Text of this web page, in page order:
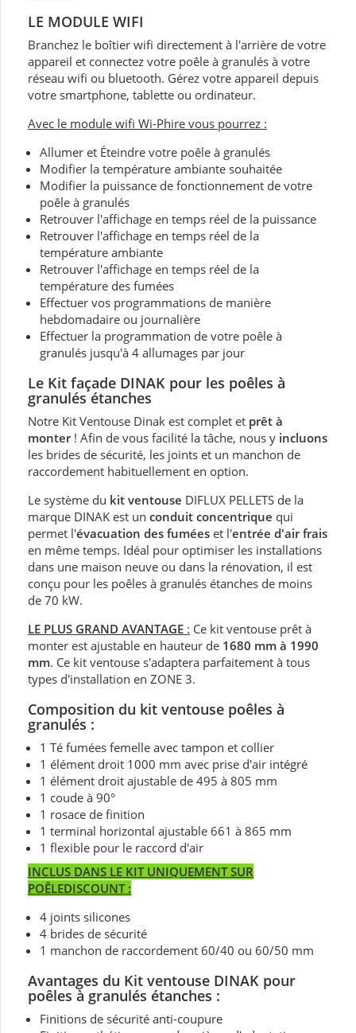
LE MODULE WIFI
Branchez le boîtier wifi directement à l'arrière de votre
appareil et connectez votre poêle à granulés à votre
réseau wifi ou bluetooth. Gérez votre appareil depuis
votre smartphone, tablette ou ordinateur.
Avec le module wifi Wi-Phire vous pourrez :
Allumer et Éteindre votre poêle à granulés
Modifier la température ambiante souhaitée
Modifier la puissance de fonctionnement de votre
poêle à granulés
Retrouver l'affichage en temps réel de la puissance
Retrouver l'affichage en temps réel de la
température ambiante
Retrouver l'affichage en temps réel de la
température des fumées
Effectuer vos programmations de manière
hebdomadaire ou journalière
Effectuer la programmation de votre poêle à
granulés jusqu'à 4 allumages par jour
Le Kit façade DINAK pour les poêles à
granulés étanches
Notre Kit Ventouse Dinak est complet et prêt à
monter! Afin de vous facilité la tâche, nous y incluons
les brides de sécurité, les joints et un manchon de
raccordement habituellement en option.
Le système du kit ventouse DIFLUX PELLETS de la
marque DINAK est un conduit concentrique qui
permet l'évacuation des fumées et l'entrée d'air frais
en même temps. Idéal pour optimiser les installations
dans une maison neuve ou dans la rénovation, il est
conçu pour les poêles à granulés étanches de moins
de 70 kW.
LE PLUS GRAND AVANTAGE : Ce kit ventouse prêt à
monter est ajustable en hauteur de 1680 mm à 1990
mm. Ce kit ventouse s'adaptera parfaitement à tous
types d'installation en ZONE 3.
Composition du kit ventouse poêles à
granulés :
1 Té fumées femelle avec tampon et collier
1 élément droit 1000 mm avec prise d'air intégré
1 élément droit ajustable de 495 à 805 mm
1 coude à 90°
1 rosace de finition
1 terminal horizontal ajustable 661 à 865 mm
1 flexible pour le raccord d'air
INCLUS DANS LE KIT UNIQUEMENT SUR
POÊLEDISCOUNT :
4 joints silicones
4 brides de sécurité
1 manchon de raccordement 60/40 ou 60/50 mm
Avantages du Kit ventouse DINAK pour
poêles à granulés étanches :
Finitions de sécurité anti-coupure